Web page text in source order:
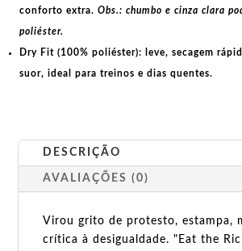
conforto extra. Obs.: chumbo e cinza clara
poliéster.
Dry Fit (100% poliéster): leve, secagem
suor, ideal para treinos e dias quentes.
DESCRIÇÃO
AVALIAÇÕES (0)
Virou grito de protesto, estampa,
crítica à desigualdade. "Eat the